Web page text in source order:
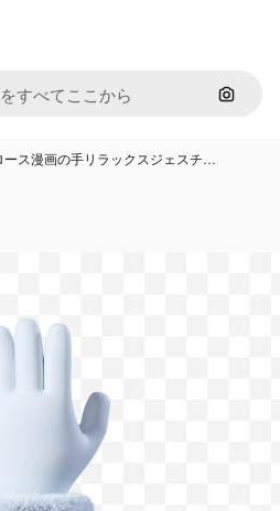
画像で
ース漫画の手リラックスジェスチ…